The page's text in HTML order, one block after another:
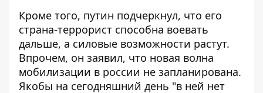
Кроме того, путин подчеркнул, что его
страна-террорист способна воевать
дальше, а силовые возможности растут.
Впрочем, он заявил, что новая волна
мобилизации в россии не запланирована.
Якобы на сегодняшний день "в ней нет